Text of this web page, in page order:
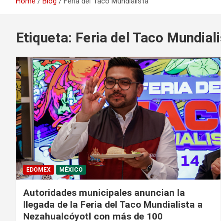
Etiqueta: Feria del Taco
EDOMEX MÉXICO
Autoridades municipales anuncian la
llegada de la Feria del Taco Mundialista a
Nezahualcóyotl con más de 100